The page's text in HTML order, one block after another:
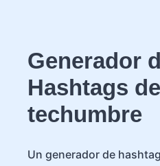
Generador
Hashtags de
techumbre
Un generador de